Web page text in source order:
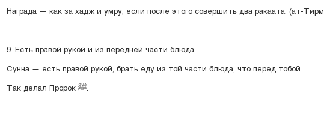
Награда — как за хадж и умру, если после этого совершить два ракаата. (ат-
9. Есть правой рукой и из передней части блюда
Сунна — есть правой рукой, брать еду из той части блюда, что перед тобой.